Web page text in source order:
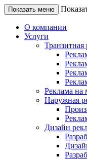
Показать меню
О компании
Услуги
Транзитная
Реклама на
Наружная
Дизайн